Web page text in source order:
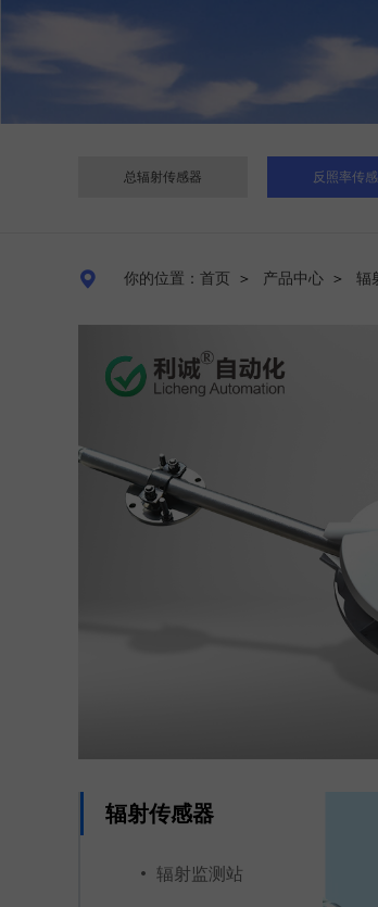
总辐射传感器 反照率传
 你的位置：首页 ＞ 产品中心 ＞ 辐
辐射传感器
辐射监测站